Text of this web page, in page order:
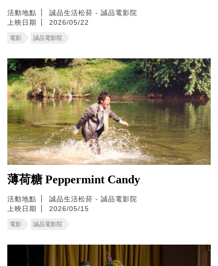
活動地點
誠品生活松菸 - 誠品電影院
上映日期
2026/05/22
電影 誠品電影院
薄荷糖 Peppermint Candy
活動地點
誠品生活松菸 - 誠品電影院
上映日期
2026/05/15
電影 誠品電影院